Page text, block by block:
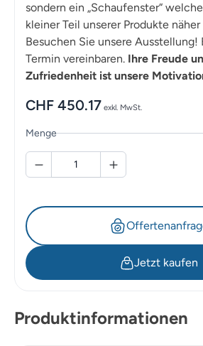
sondern ein „Schaufenster“
kleiner Teil unserer Produkte
Besuchen Sie unsere
Termin vereinbaren. Ihre Freude
Zufriedenheit ist unsere
CHF 450.17 exkl. MwSt.
Menge
Jetzt kaufen
Produktinformationen